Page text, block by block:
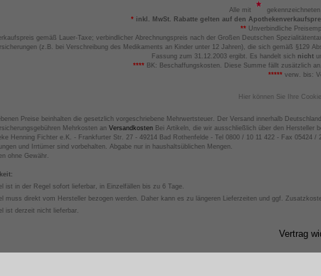
Alle mit
* inkl. MwSt. Rabatte gelten auf den
**Unverbindliche
gemäß Lauer-Taxe; verbindlicher Abrechnungspreis nach der Großen Deutschen
(z.B. bei Verschreibung des Medikaments an Kinder unter 12 Jahren), die sich gemäß §129
Fassung zum 31.12.2003 ergibt. Es handelt sich nicht
**** BK: Beschaffungskosten. Diese Summe fällt zusätzlich
***** verw. bis:
Hier können Sie Ihre
Preise beinhalten die gesetzlich vorgeschriebene Mehrwertsteuer. Der Versand innerhalb
Mehrkosten an Versandkosten Bei Artikeln, die wir ausschließlich über den Hersteller
Henning Fichter e.K. - Frankfurter Str. 27 - 49214 Bad Rothenfelde - Tel 0800 / 10 11 422 - Fax 05424 /
und Irrtümer sind vorbehalten. Abgabe nur in haushaltsüblichen Mengen.
ohne Gewähr.
ist in der Regel sofort lieferbar, in Einzelfällen bis zu 6 Tage.
muss direkt vom Hersteller bezogen werden. Daher kann es zu längeren Lieferzeiten und ggf.
ist derzeit nicht lieferbar.
Vertrag